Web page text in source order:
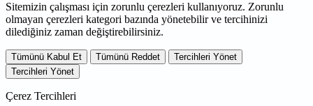
Sitemizin çalışması için zorunlu çerezleri kullanıyoruz. Zorunlu
olmayan çerezleri kategori bazında yönetebilir ve tercihinizi
dilediğiniz zaman değiştirebilirsiniz.
Tümünü Kabul Et Tümünü Reddet
Tercihleri Yönet
Tercihleri Yönet
Çerez Tercihleri